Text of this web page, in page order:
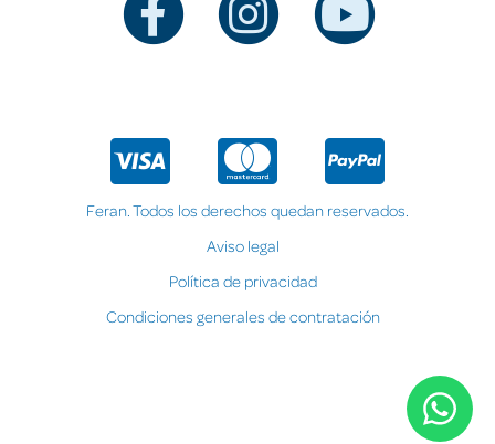
Feran. Todos los derechos quedan reservados.
Aviso legal
Política de privacidad
Condiciones generales de contratación